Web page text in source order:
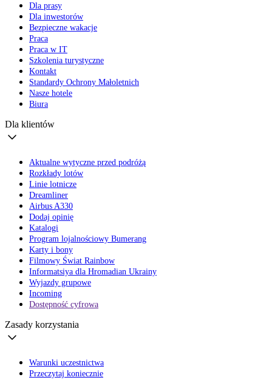
Dla prasy
Dla inwestorów
Bezpieczne wakacje
Praca
Praca w IT
Szkolenia turystyczne
Kontakt
Standardy Ochrony Małoletnich
Nasze hotele
Biura
Dla klientów
Aktualne wytyczne przed podróżą
Rozkłady lotów
Linie lotnicze
Dreamliner
Airbus A330
Dodaj opinię
Katalogi
Program lojalnościowy Bumerang
Karty i bony
Filmowy Świat Rainbow
Informatsiya dla Hromadian Ukrainy
Wyjazdy grupowe
Incoming
Dostępność cyfrowa
Zasady korzystania
Warunki uczestnictwa
Przeczytaj koniecznie